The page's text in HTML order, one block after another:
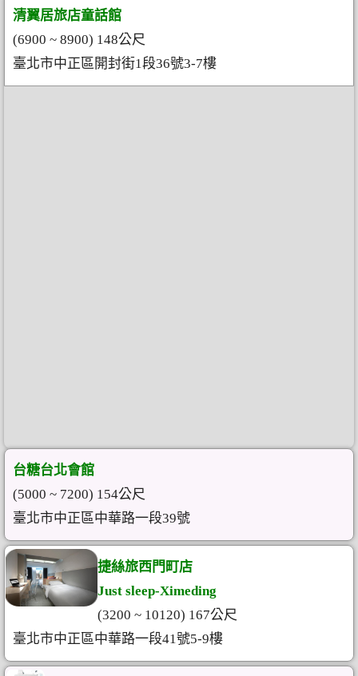
清翼居旅店童話館
(6900 ~ 8900) 148公尺
臺北市中正區開封街1段36號3-7樓
台糖台北會館
(5000 ~ 7200) 154公尺
臺北市中正區中華路一段39號
捷絲旅西門町店
Just sleep-Ximeding
(3200 ~ 10120) 167公尺
臺北市中正區中華路一段41號5-9樓